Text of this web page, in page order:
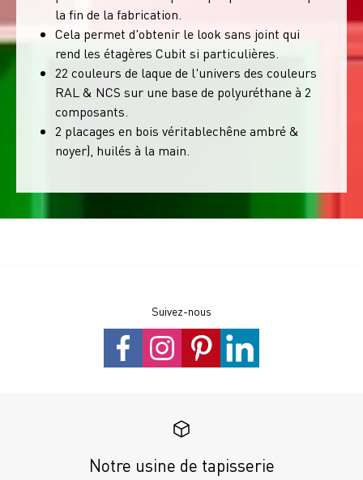
la fin de la fabrication.
Cela permet d'obtenir le look sans joint qui
rend les étagères Cubit si particulières.
22 couleurs de laque de l'univers des couleurs
RAL & NCS sur une base de polyuréthane à 2
composants.
2 placages en bois véritablechêne ambré &
noyer), huilés à la main.
Suivez-nous
Notre usine de tapisserie